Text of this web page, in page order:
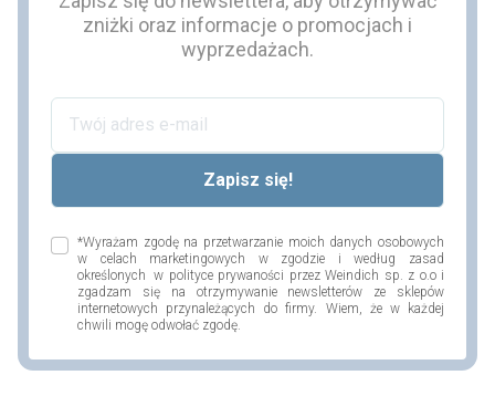
zniżki oraz informacje o promocjach i
wyprzedażach.
*Wyrażam zgodę na przetwarzanie moich danych osobowych
w celach marketingowych w zgodzie i według zasad
określonych w polityce prywaności przez Weindich sp. z o.o i
zgadzam się na otrzymywanie newsletterów ze sklepów
internetowych przynależących do firmy. Wiem, że w każdej
chwili mogę odwołać zgodę.